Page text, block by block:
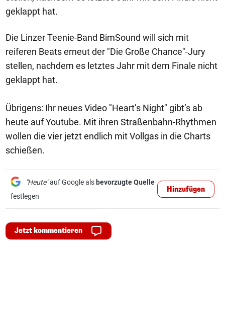
geklappt hat.
Die Linzer Teenie-Band BimSound will sich mit
reiferen Beats erneut der "Die Große Chance"-Jury
stellen, nachdem es letztes Jahr mit dem Finale nicht
geklappt hat.
Übrigens: Ihr neues Video "Heart’s Night" gibt’s ab
heute auf Youtube. Mit ihren Straßenbahn-Rhythmen
wollen die vier jetzt endlich mit Vollgas in die Charts
schießen.
"Heute"auf Google als bevorzugte Quelle
festlegen
Hinzufügen
Jetzt kommentieren